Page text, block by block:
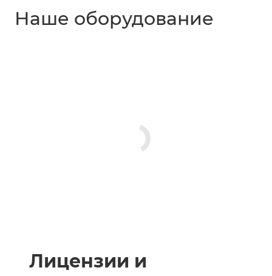
Наше оборудование
Лицензии и